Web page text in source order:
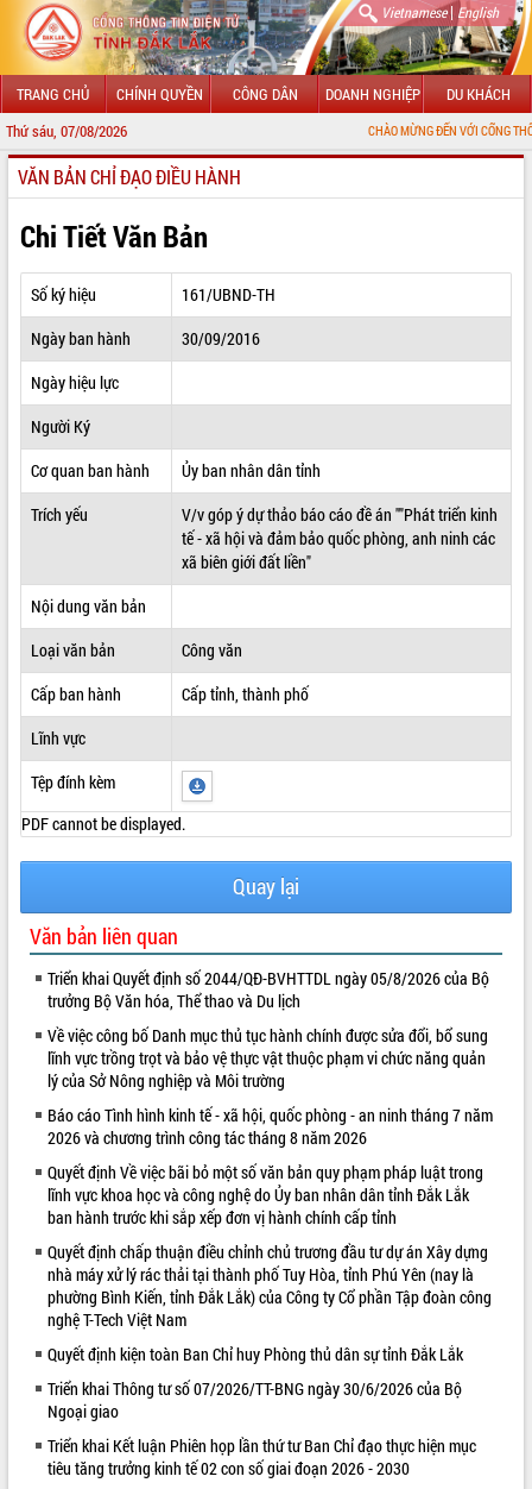
Vietnamese| English
TRANG CHỦ CHÍNH QUYỀN CÔNG DÂN DOANH NGHIỆP DU KHÁCH
Thứ sáu, 07/08/2026 CHÀO MỪNG ĐẾN VỚI CỔNG THÔNG TIN
GIỚI THIỆU
LÃNH ĐẠO UBND TỈNH
TIN TỨC SỰ KIỆN
SỞ, BAN, NGÀNH
THÔNG TIN CHỈ ĐẠO ĐIỀU HÀNH
HỆ THỐNG VĂN BẢN
VĂN BẢN HĐND TỈNH
QUY HOẠCH - KẾ HOẠCH
VIDEO
Không có file video nào để phát.
ALBUM ẢNH
VĂN BẢN CHỈ ĐẠO ĐIỀU HÀNH
Chi Tiết Văn Bản
Số ký hiệu
161/UBND-TH
Ngày ban hành
30/09/2016
Ngày hiệu lực
Người Ký
Cơ quan ban hành
Ủy ban nhân dân tỉnh
Trích yếu
V/v góp ý dự thảo báo cáo đề án ""Phát triển kinh
tế - xã hội và đảm bảo quốc phòng, anh ninh các
xã biên giới đất liền"
Nội dung văn bản
Loại văn bản
Công văn
Cấp ban hành
Cấp tỉnh, thành phố
Lĩnh vực
Tệp đính kèm
PDF cannot be displayed.
Quay lại
Văn bản liên quan
Triển khai Quyết định số 2044/QĐ-BVHTTDL ngày 05/8/2026 của Bộ
trưởng Bộ Văn hóa, Thể thao và Du lịch
Về việc công bố Danh mục thủ tục hành chính được sửa đổi, bổ sung
lĩnh vực trồng trọt và bảo vệ thực vật thuộc phạm vi chức năng quản
lý của Sở Nông nghiệp và Môi trường
Báo cáo Tình hình kinh tế - xã hội, quốc phòng - an ninh tháng 7 năm
2026 và chương trình công tác tháng 8 năm 2026
Quyết định Về việc bãi bỏ một số văn bản quy phạm pháp luật trong
lĩnh vực khoa học và công nghệ do Ủy ban nhân dân tỉnh Đắk Lắk
ban hành trước khi sắp xếp đơn vị hành chính cấp tỉnh
Quyết định chấp thuận điều chỉnh chủ trương đầu tư dự án Xây dựng
nhà máy xử lý rác thải tại thành phố Tuy Hòa, tỉnh Phú Yên (nay là
phường Bình Kiến, tỉnh Đắk Lắk) của Công ty Cổ phần Tập đoàn công
nghệ T-Tech Việt Nam
Quyết định kiện toàn Ban Chỉ huy Phòng thủ dân sự tỉnh Đắk Lắk
Triển khai Thông tư số 07/2026/TT-BNG ngày 30/6/2026 của Bộ
Ngoại giao
Triển khai Kết luận Phiên họp lần thứ tư Ban Chỉ đạo thực hiện mục
tiêu tăng trưởng kinh tế 02 con số giai đoạn 2026 - 2030